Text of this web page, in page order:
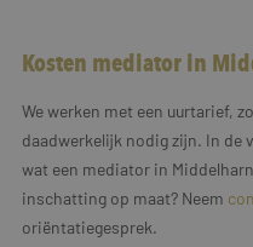
Kosten mediator in
We werken met een uurtarief,
daadwerkelijk nodig zijn. In de
wat een mediator in
inschatting op maat? Neem
oriëntatiegesprek.